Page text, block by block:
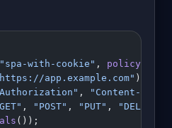
"spa-with-cookie" , policy
app.example.com" )
, "Content-Type"
, "POST" , "PUT" , "DELETE"
());